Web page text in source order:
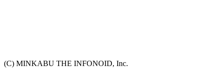
(C) MINKABU THE INFONOID, Inc.